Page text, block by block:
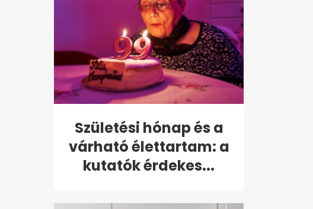
Születési hónap és a
várható élettartam: a
kutatók érdekes...